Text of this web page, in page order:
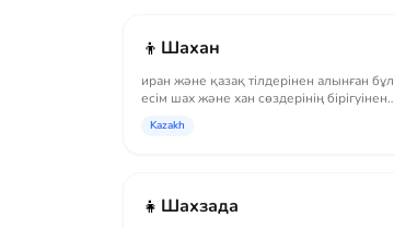
👦 Шахан
иран және қазақ тілдерінен алынған бұл
есім шах және хан сөздерінің бірігуінен
Kazakh
👧 Шахзада